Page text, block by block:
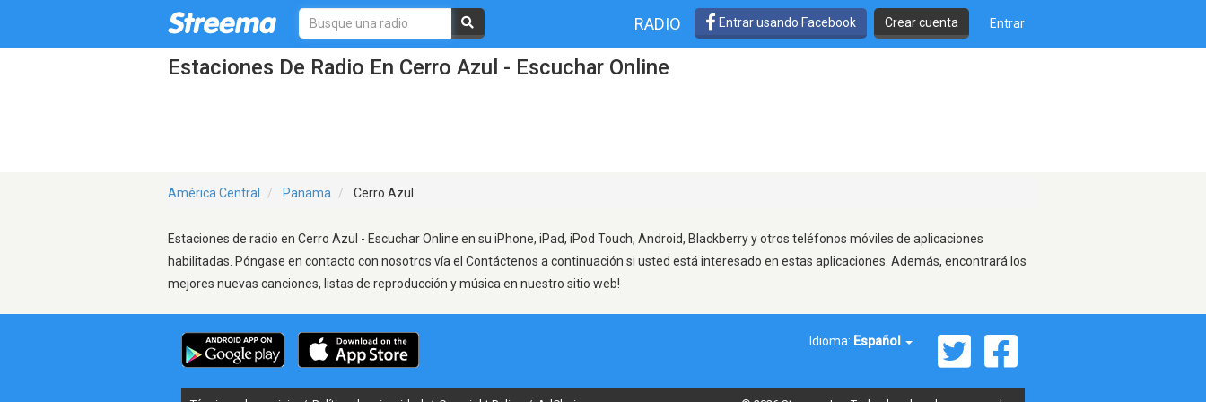
RADIO Entrar usando Facebook Crear cuenta Entrar
Estaciones De Radio En Cerro Azul - Escuchar Online
América Central Panama Cerro Azul
Estaciones de radio en Cerro Azul - Escuchar Online en su iPhone, iPad, iPod Touch, Android, Blackberry y otros teléfonos móviles de aplicaciones
habilitadas. Póngase en contacto con nosotros vía el Contáctenos a continuación si usted está interesado en estas aplicaciones. Además, encontrará los
mejores nuevas canciones, listas de reproducción y música en nuestro sitio web!
Idioma: Español